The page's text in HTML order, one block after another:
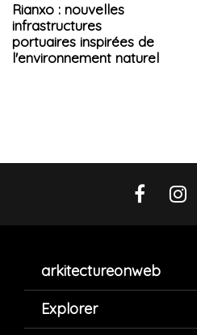
Rianxo : nouvelles
infrastructures
portuaires inspirées de
l'environnement naturel
arkitectureonweb
Explorer